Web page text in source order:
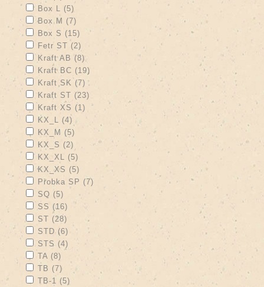
Apply Box L filter
Box L (5)
Apply Box M filter
Box M (7) Apply Box M filter
Apply Box S filter
Box S (15) Apply Box S filter
Apply Fetr ST filter
Fetr ST (2)
Apply Kraft AB filter
Kraft AB (8) Apply Kraft AB filter
Apply Kraft BC filter
Kraft BC (19)
Apply Kraft SK filter
Kraft SK (7) Apply Kraft SK filter
Apply Kraft ST filter
Kraft ST (23)
Apply Kraft XS filter
Kraft XS (1) Apply Kraft XS filter
Apply KX_L filter
KX_L (4)
Apply KX_M filter
KX_M (5)
Apply KX_S filter
KX_S (2) Apply KX_S filter
Apply KX_XL filter
KX_XL (5)
Apply KX_XS filter
KX_XS (5) Apply KX_XS filter
Apply Probka SP filter
Probka SP (7) Apply Probka SP filter
Apply SQ filter
SQ (5) Apply SQ filter
Apply SS filter
SS (16) Apply SS filter
Apply ST filter
ST (28) Apply ST filter
Apply STD filter
STD (6) Apply STD filter
Apply STS filter
STS (4)
Apply TA filter
TA (8) Apply TA filter
Apply TB filter
TB (7)
Apply TB-1 filter
TB-1 (5)